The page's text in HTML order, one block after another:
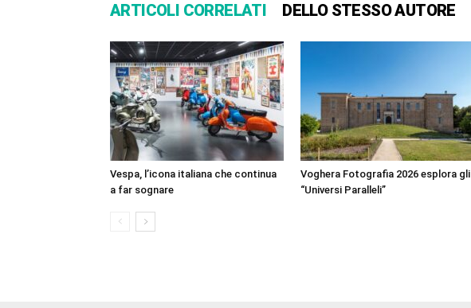
ARTICOLI CORRELATI DELLO STESSO AUTORE
Vespa, l’icona italiana che continua
a far sognare
Voghera Fotografia 2026 esplora gli
“Universi Paralleli”